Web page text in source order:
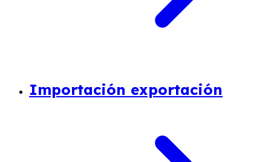
Importación exportación